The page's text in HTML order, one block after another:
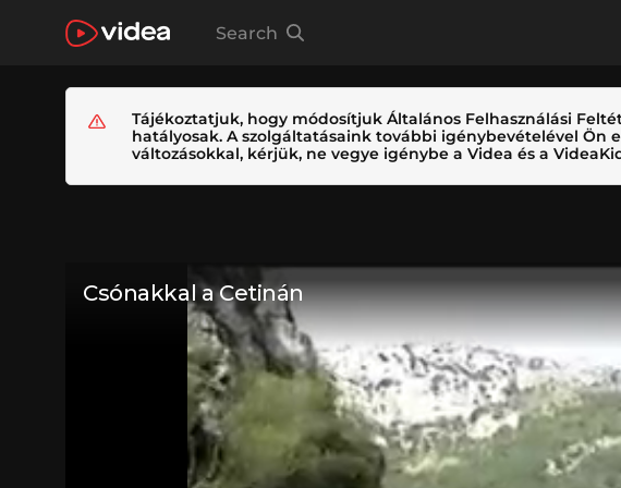
Search
Tájékoztatjuk, hogy módosítjuk Általános Felhasználási
hatályosak. A szolgáltatásaink további igénybevételével
változásokkal, kérjük, ne vegye igénybe a Videa és a